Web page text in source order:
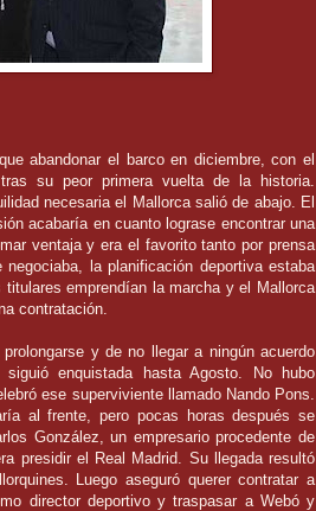
abandonar el barco en diciembre, con el
su peor primera vuelta de la historia.
necesaria el Mallorca salió de abajo. El
acabaría en cuanto lograse encontrar una
ventaja y era el favorito tanto por prensa
la planificación deportiva estaba
emprendían la marcha y el Mallorca
contratación.
y de no llegar a ningún acuerdo
enquistada hasta Agosto. No hubo
ese superviviente llamado Nando Pons.
al frente, pero pocas horas después se
González, un empresario procedente de
presidir el Real Madrid. Su llegada resultó
Luego aseguró querer contratar a
director deportivo y traspasar a Webó y